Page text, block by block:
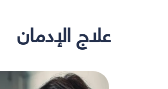
علاج الإدمان